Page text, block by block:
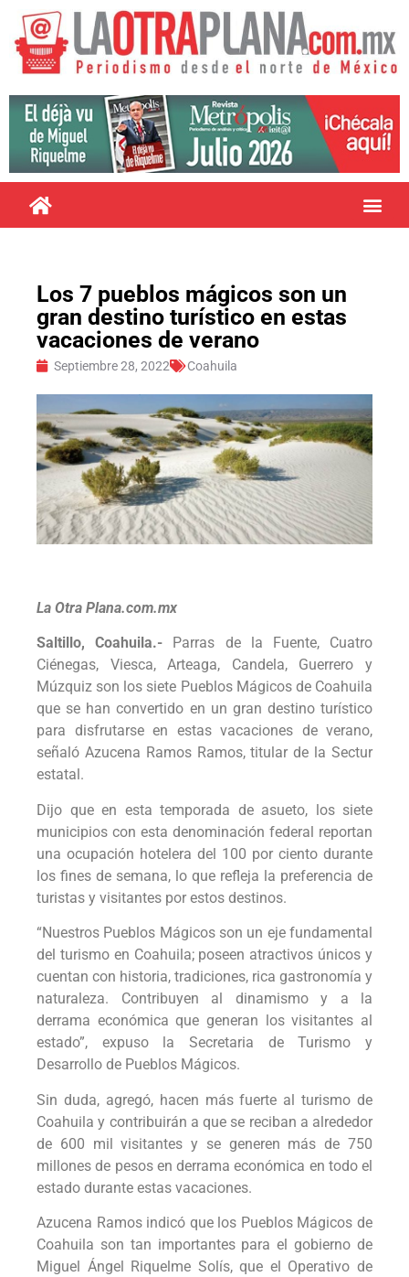
Los 7 pueblos mágicos son un
gran destino turístico en estas
vacaciones de verano
Septiembre 28, 2022 Coahuila
La Otra Plana.com.mx
Saltillo, Coahuila.-
Parras de la Fuente, Cuatro
Ciénegas, Viesca, Arteaga, Candela, Guerrero y
Múzquiz son los siete Pueblos Mágicos de Coahuila
que se han convertido en un gran destino turístico
para disfrutarse en estas vacaciones de verano,
señaló Azucena Ramos Ramos, titular de la Sectur
estatal.
Dijo que en esta temporada de asueto, los siete
municipios con esta denominación federal reportan
una ocupación hotelera del 100 por ciento durante
los fines de semana, lo que refleja la preferencia de
turistas y visitantes por estos destinos.
“Nuestros Pueblos Mágicos son un eje fundamental
del turismo en Coahuila; poseen atractivos únicos y
cuentan con historia, tradiciones, rica gastronomía y
naturaleza. Contribuyen al dinamismo y a la
derrama económica que generan los visitantes al
estado”, expuso la Secretaria de Turismo y
Desarrollo de Pueblos Mágicos.
Sin duda, agregó, hacen más fuerte al turismo de
Coahuila y contribuirán a que se reciban a alrededor
de 600 mil visitantes y se generen más de 750
millones de pesos en derrama económica en todo el
estado durante estas vacaciones.
Azucena Ramos indicó que los Pueblos Mágicos de
Coahuila son tan importantes para el gobierno de
Miguel Ángel Riquelme Solís, que el Operativo de